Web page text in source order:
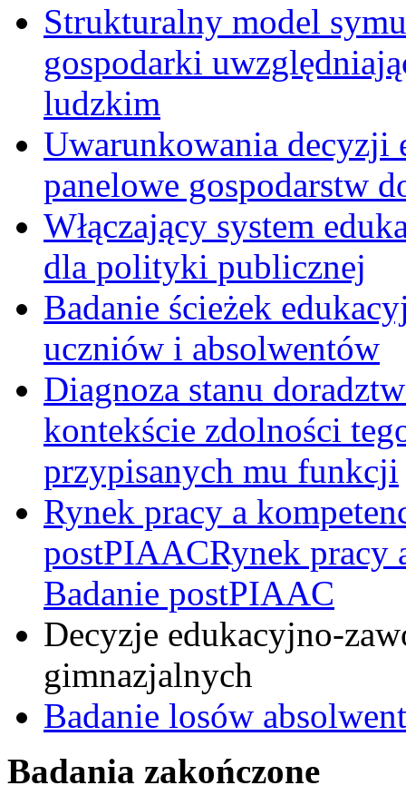
Strukturalny model
gospodarki
ludzkim
Uwarunkowania decyzji
panelowe gospodarstw
Włączający system
dla polityki publicznej
Badanie ścieżek
uczniów i absolwentów
Diagnoza stanu
kontekście zdolności
przypisanych mu funkcji
Rynek pracy a
postPIAACRynek pracy
Badanie postPIAAC
Decyzje edukacyjno-
gimnazjalnych
Badanie losów
Badania zakończone